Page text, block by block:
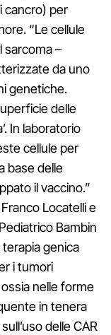
cancro) per
“Le cellule
sarcoma –
da uno
genetiche.
delle
In laboratorio
cellule per
base delle
il vaccino.”
Locatelli e
Bambin
terapia genica
i tumori
nelle forme
in tenera
delle CAR